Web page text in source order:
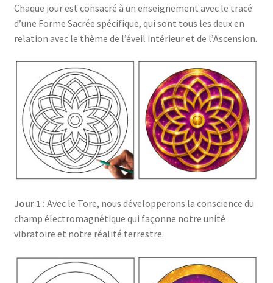
Chaque jour est consacré à un enseignement avec le tracé
d’une Forme Sacrée spécifique, qui sont tous les deux en
relation avec le thème de l’éveil intérieur et de l’Ascension.
Jour 1 : Avec le Tore, nous développerons la conscience du
champ électromagnétique qui façonne notre unité
vibratoire et notre réalité terrestre.